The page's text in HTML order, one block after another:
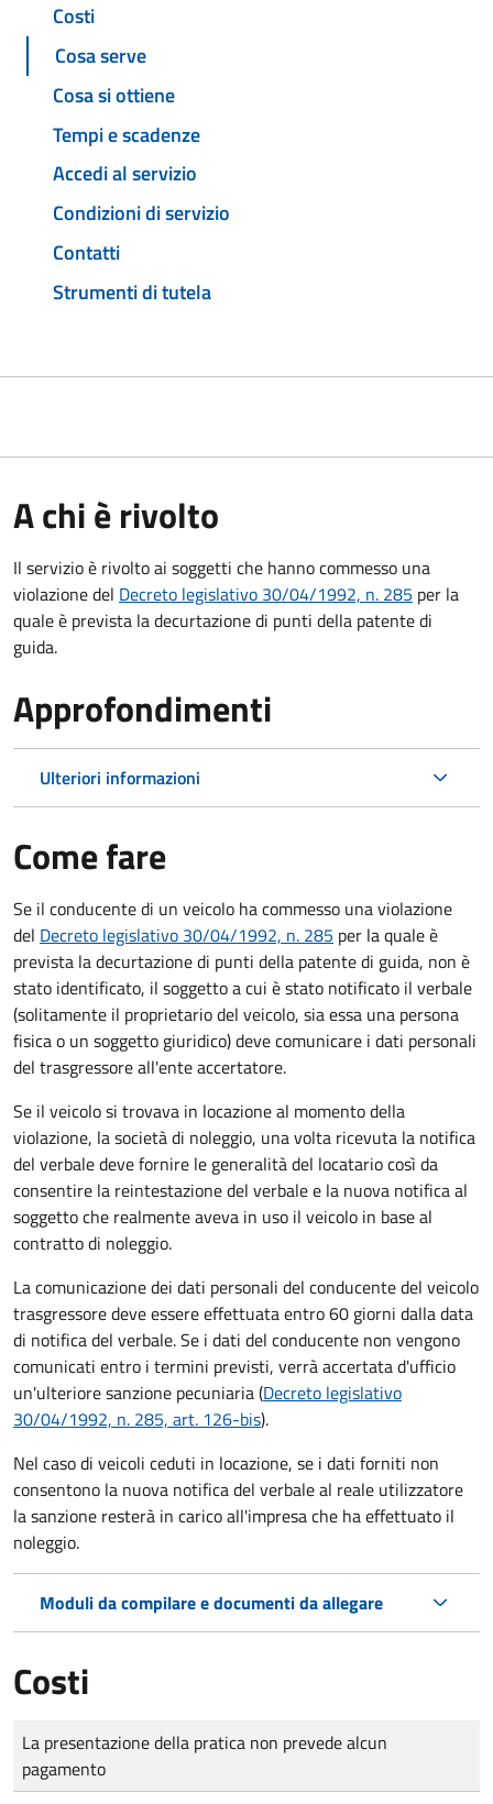
Costi
Cosa serve
Cosa si ottiene
Tempi e scadenze
Accedi al servizio
Condizioni di servizio
Contatti
Strumenti di tutela
A chi è rivolto
Il servizio è rivolto ai soggetti che hanno commesso una
violazione del Decreto legislativo 30/04/1992, n. 285 per la
quale è prevista la decurtazione di punti della patente di
guida.
Approfondimenti
Ulteriori informazioni
Come fare
Se il conducente di un veicolo ha commesso una violazione
del Decreto legislativo 30/04/1992, n. 285 per la quale è
prevista la decurtazione di punti della patente di guida, non è
stato identificato, il soggetto a cui è stato notificato il verbale
(solitamente il proprietario del veicolo, sia essa una persona
fisica o un soggetto giuridico) deve comunicare i dati personali
del trasgressore all'ente accertatore.
Se il veicolo si trovava in locazione al momento della
violazione, la società di noleggio, una volta ricevuta la notifica
del verbale deve fornire le generalità del locatario così da
consentire la reintestazione del verbale e la nuova notifica al
soggetto che realmente aveva in uso il veicolo in base al
contratto di noleggio.
La comunicazione dei dati personali del conducente del veicolo
trasgressore deve essere effettuata entro 60 giorni dalla data
di notifica del verbale.Se i dati del conducente non vengono
comunicati entro i termini previsti, verrà accertata d'ufficio
un'ulteriore sanzione pecuniaria (Decreto legislativo
30/04/1992, n. 285, art. 126-bis).
Nel caso di veicoli ceduti in locazione, se i dati forniti non
consentono la nuova notifica del verbale al reale utilizzatore
la sanzione resterà in carico all'impresa che ha effettuato il
noleggio.
Moduli da compilare e documenti da allegare
Costi
Tipo di pagamento
Importo
La presentazione della pratica non prevede alcun
pagamento